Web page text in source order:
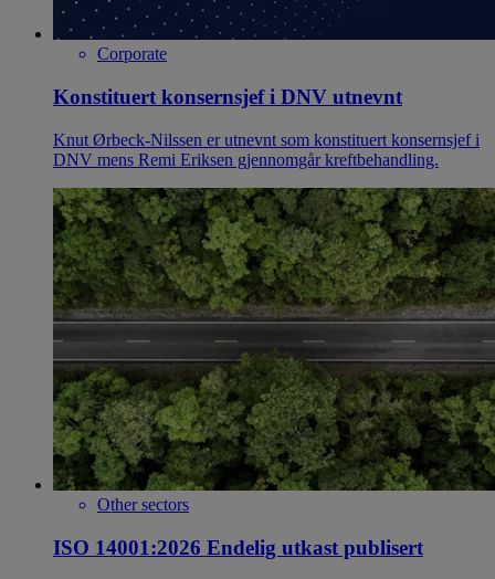
Corporate
Konstituert konsernsjef i DNV utnevnt
Knut Ørbeck-Nilssen er utnevnt som konstituert konsernsjef i
DNV mens Remi Eriksen gjennomgår kreftbehandling.
Other sectors
ISO 14001:2026 Endelig utkast publisert